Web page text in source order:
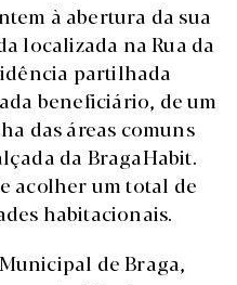
à abertura da sua
localizada na Rua da
partilhada
beneficiário, de um
das áreas comuns
da BragaHabit.
acolher um total de
habitacionais.
de Braga,